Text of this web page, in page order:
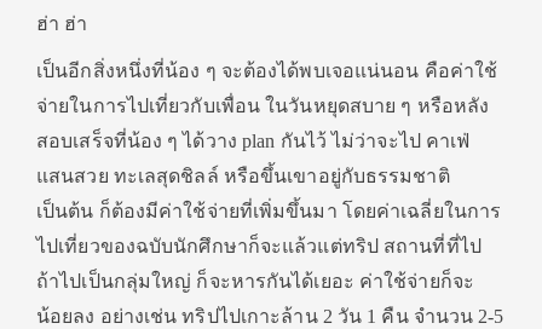
ฮ่า ฮ่า
เป็นอีกสิ่งหนึ่งที่น้อง ๆ จะต้องได้พบเจอแน่นอน คือค่าใช้
จ่ายในการไปเที่ยวกับเพื่อน ในวันหยุดสบาย ๆ หรือหลัง
สอบเสร็จที่น้อง ๆ ได้วาง plan กันไว้ ไม่ว่าจะไป คาเฟ่
แสนสวย ทะเลสุดชิลล์ หรือขึ้นเขาอยู่กับธรรมชาติ
เป็นต้น ก็ต้องมีค่าใช้จ่ายที่เพิ่มขึ้นมา โดยค่าเฉลี่ยในการ
ไปเที่ยวของฉบับนักศึกษาก็จะแล้วแต่ทริป สถานที่ที่ไป
ถ้าไปเป็นกลุ่มใหญ่ ก็จะหารกันได้เยอะ ค่าใช้จ่ายก็จะ
น้อยลง อย่างเช่น ทริปไปเกาะล้าน 2 วัน 1 คืน จำนวน 2-5